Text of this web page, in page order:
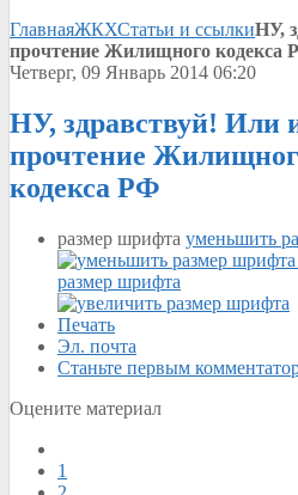
ГлавнаяЖКХСтатьи и ссылкиНУ,
прочтение Жилищного кодекса
Четверг, 09 Январь 2014 06:20
НУ, здравствуй! Или
прочтение
кодекса РФ
размер шрифта уменьшить
размер шрифта
Печать
Эл. почта
Станьте первым
Оцените материал
1